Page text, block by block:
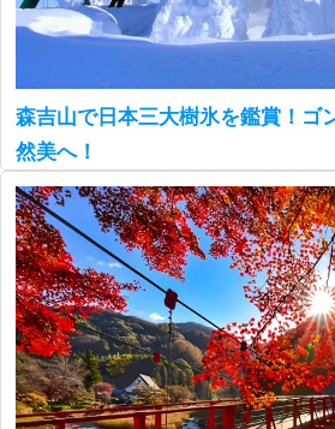
森吉山で日本三大樹氷を鑑賞！ゴ
然美へ！